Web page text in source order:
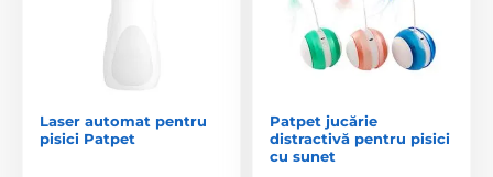
Laser automat pentru
pisici Patpet
Patpet jucărie
distractivă pentru pisici
cu sunet